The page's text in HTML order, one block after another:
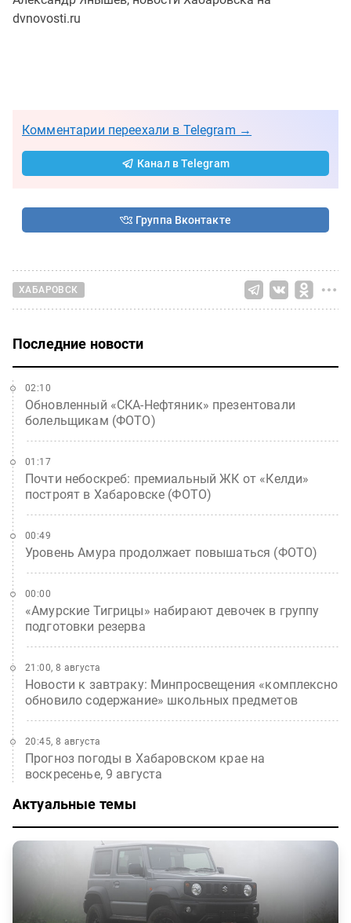
dvnovosti.ru
Комментарии переехали в Telegram →
Канал в Telegram
Группа Вконтакте
ХАБАРОВСК
Последние новости
Обновленный «СКА-Нефтяник» презентовали
болельщикам (ФОТО)
02:10
Почти небоскреб: премиальный ЖК от «Келди»
построят в Хабаровске (ФОТО)
01:17
Уровень Амура продолжает повышаться (ФОТО)
00:49
«Амурские Тигрицы» набирают девочек в группу
подготовки резерва
00:00
Новости к завтраку: Минпросвещения «комплексно
обновило содержание» школьных предметов
21:00, 8 августа
Прогноз погоды в Хабаровском крае на
воскресенье, 9 августа
20:45, 8 августа
Актуальные темы